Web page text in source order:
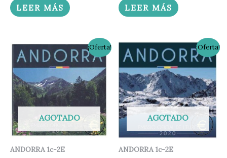
LEER MÁS LEER MÁS
¡Oferta!
AGOTADO
ANDORRA 1c-2E
El
precio
original
45,00 €.
El
precio
actual
34,95 €.
¡Oferta!
AGOTADO
ANDORRA 1c-2E
El
precio
original
era:
45,00 €.
El
precio
actual
es:
34,95 €.